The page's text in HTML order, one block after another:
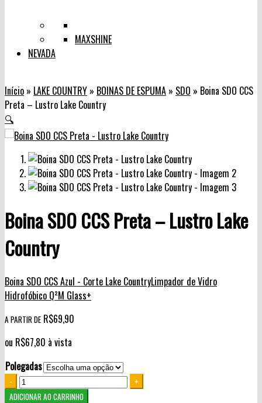
MAXSHINE
NEVADA
Início » LAKE COUNTRY » BOINAS DE ESPUMA » SDO » Boina SDO CCS
Preta – Lustro Lake Country
🔍
Boina SDO CCS Preta – Lustro Lake
Country
Boina SDO CCS Azul - Corte Lake CountryLimpador de Vidro
Hidrofóbico Q²M Glass+
A PARTIR DE R$69,90
ou R$67,80 à vista
Polegadas
Quantity
ADICIONAR AO CARRINHO